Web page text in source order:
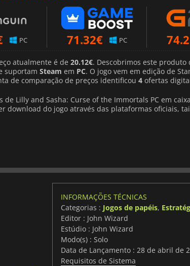
PC 71.32€ PC
atualmente é de 20.12€. Descobrimos este produto
suportam Steam em PC. O jogo vem em edição de
de comparação de preços identificou 4 ofertas
de Lilly and Sasha: Curse of the Immortals PC em
download do jogo através das plataformas oficiais,
INFORMAÇÕES TÉCNICAS
Categorias : Jogos de papéis,
Editor : John Wizard
Estúdio : John Wizard
Modo(s) : Solo
Data de Lançamento : 28 de abril de
Requisitos de Sistema